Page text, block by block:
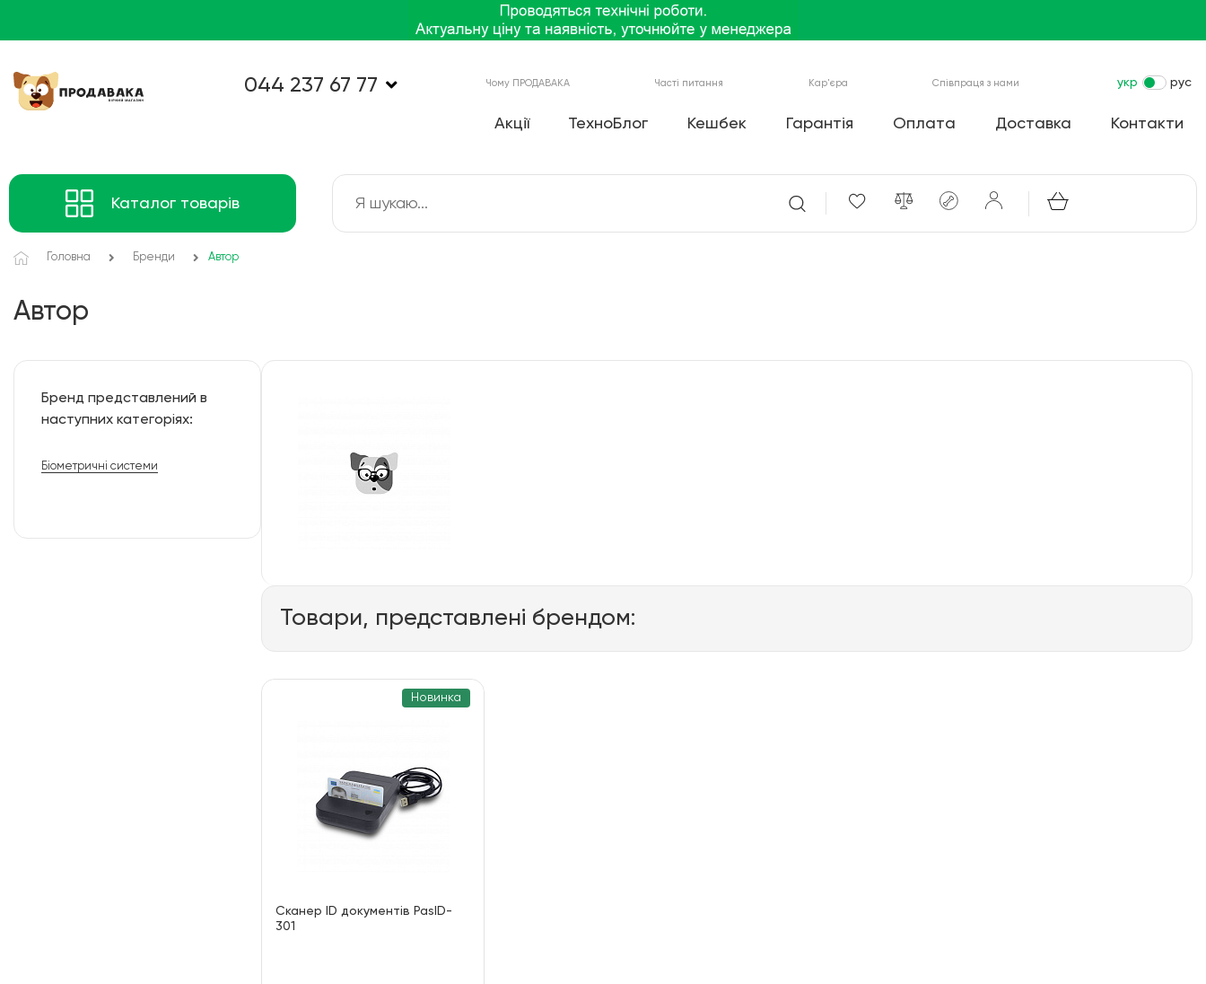
044 237 67 77 Чому ПРОДАВАКА Часті питання Кар'єра Співпраця з нами укр рус
Акції ТехноБлог Кешбек Гарантія Оплата Доставка Контакти
Каталог товарів
Головна Бренди Автор
Автор
Бренд представлений в
наступних категоріях:
Біометричні системи
Товари, представлені брендом:
Новинка
Сканер ID документів PasID-
301